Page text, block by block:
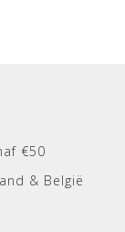
€50
& België